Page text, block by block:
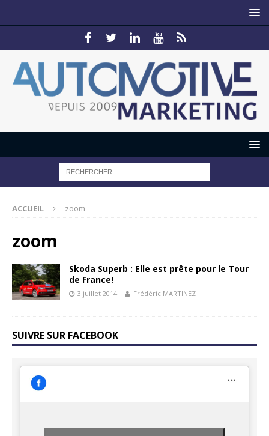
ACCUEIL zoom
zoom
Skoda Superb : Elle est prête pour le Tour
de France!
3 juillet 2014 Frédéric MARTINEZ
SUIVRE SUR FACEBOOK